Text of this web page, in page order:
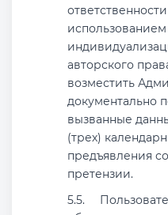
авторского
возместить
документально
вызванные
(трех)
предъявления
претензии.